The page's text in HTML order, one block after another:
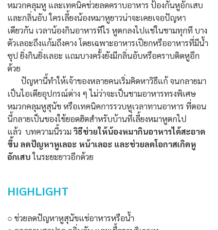
หมวกคลุมหู และเทคนิคช่วยลดคราบอาหาร ป้องกันหูอักเสบ
และกลิ่นอับ ใครเลี้ยงน้องหมาหูยาวน่าจะเคยเจอปัญหา
เดียวกัน เวลาน้องกินอาหารทีไร หูตกลงไปแช่ในชามทุกที บาง
ตัวเลอะถึงแก้มถึงคาง โดยเฉพาะอาหารเปียกหรืออาหารที่มีน้ำ
ซุป ยิ่งกินยิ่งเลอะ แถมบางครั้งยังมีกลิ่นอับหรือคราบติดหูอีก
ด้วย
ปัญหานี้ทำให้เจ้าของหลายคนเริ่มคิดหาวิธีแก้ จนกลายมา
เป็นไอเดียอุปกรณ์ต่าง ๆ ไม่ว่าจะเป็นชามอาหารทรงพิเศษ
หมวกคลุมหูสุนัข หรือเทคนิคการรวบหูเวลาทานอาหาร ที่ตอน
นี้กลายเป็นของใช้ยอดฮิตสำหรับบ้านที่เลี้ยงหมาหูตกไป
แล้ว บทความนี้รวม วิธีช่วยให้น้องหมากินอาหารได้สะอาด
ขึ้น ลดปัญหาหูเลอะ หน้าเลอะ และช่วยลดโอกาสเกิดหู
อักเสบในระยะยาวอีกด้วย
HIGHLIGHT
○ ช่วยลดปัญหาหูสุนัขแช่อาหารหรือน้ำ